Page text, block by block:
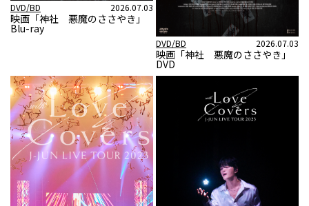
DVD/BD 2026.07.03
映画「神社 悪魔のささやき」
Blu-ray
DVD/BD 2026.07.03
映画「神社 悪魔のささやき」
DVD